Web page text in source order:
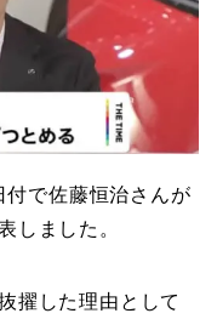
で佐藤恒治さんが
しました。
擢した理由として